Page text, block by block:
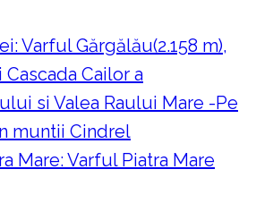
Varful Gărgălău(2.158 m),
Cailor a
si Valea Raului Mare -Pe
muntii Cindrel
Mare: Varful Piatra Mare